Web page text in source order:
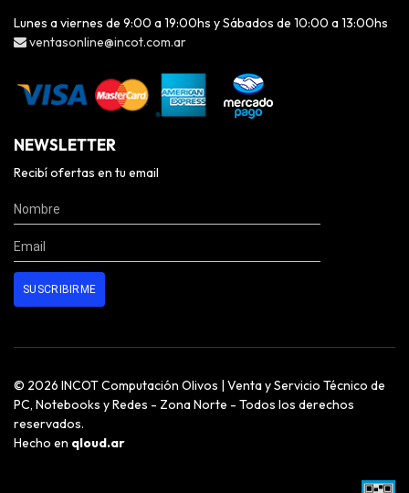
Lunes a viernes de 9:00 a 19:00hs y Sábados de 10:00 a 13:00hs
ventasonline@incot.com.ar
NEWSLETTER
Recibí ofertas en tu email
© 2026 INCOT Computación Olivos | Venta y Servicio Técnico de
PC, Notebooks y Redes - Zona Norte - Todos los derechos
reservados.
Hecho en qloud.ar